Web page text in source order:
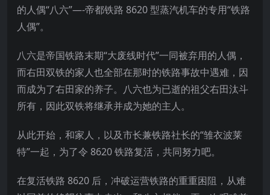
的人偶“八六”—-帝都铁路 8620 型蒸汽机车的专用“铁路
人偶”。
八六是帝国铁路末期“大废线时代”一同被弃用的人偶，
而右田双铁的家人也全部在那时的铁路事故中遇难，因
而成为了右田家的养子。八六也为已逝的祖父右田汰斗
所有，因此双铁将继承并成为她的主人。
从此开始，和家人，以及市长兼铁路社长的“雏衣波莱
特”一起，为了令 8620 铁路复活，共同努力吧。
在复活铁路 8620 后，冲破运营铁路的重重困阻，从难